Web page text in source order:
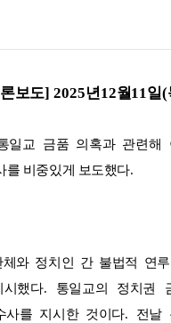
보도] 2025년12월11일(
일교 금품 의혹과 관련해
를 비중있게 보도했다.
체와 정치인 간 불법적 연
했다. 통일교의 정치권
사를 지시한 것이다. 전날